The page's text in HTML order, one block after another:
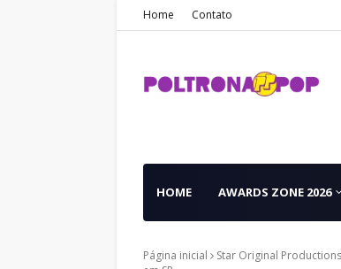
Home Contato
HOME AWARDS ZONE 2026
Página inicial Star Original Productions